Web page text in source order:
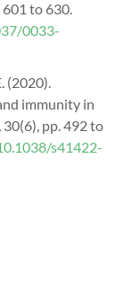
to 630.
0033-
(2020).
immunity in
30(6), pp. 492 to
s41422-